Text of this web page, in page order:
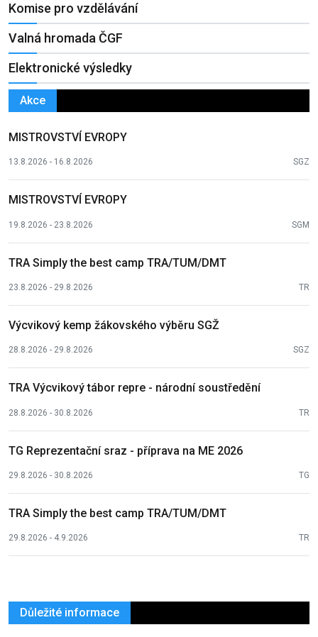
Komise pro vzdělávání
Valná hromada ČGF
Elektronické výsledky
Akce
MISTROVSTVÍ EVROPY
13.8.2026 - 16.8.2026 SGZ
MISTROVSTVÍ EVROPY
19.8.2026 - 23.8.2026 SGM
TRA Simply the best camp TRA/TUM/DMT
23.8.2026 - 29.8.2026 TR
Výcvikový kemp žákovského výběru SGŽ
28.8.2026 - 29.8.2026 SGZ
TRA Výcvikový tábor repre - národní soustředění
28.8.2026 - 30.8.2026 TR
TG Reprezentační sraz - příprava na ME 2026
29.8.2026 - 30.8.2026 TG
TRA Simply the best camp TRA/TUM/DMT
29.8.2026 - 4.9.2026 TR
Důležité informace